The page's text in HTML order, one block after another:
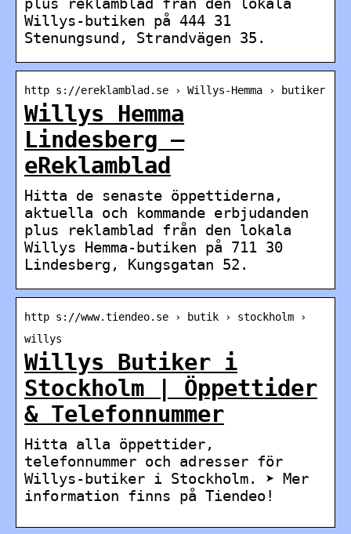
Willys-butiken på 444 31
Stenungsund, Strandvägen 35.
http s://ereklamblad.se › Willys-Hemma › butiker
Willys Hemma
Lindesberg –
eReklamblad
Hitta de senaste öppettiderna,
aktuella och kommande erbjudanden
plus reklamblad från den lokala
Willys Hemma-butiken på 711 30
Lindesberg, Kungsgatan 52.
http s://www.tiendeo.se › butik › stockholm ›
willys
Willys Butiker i
Stockholm | Öppettider
& Telefonnummer
Hitta alla öppettider,
telefonnummer och adresser för
Willys-butiker i Stockholm. ➤ Mer
information finns på Tiendeo!